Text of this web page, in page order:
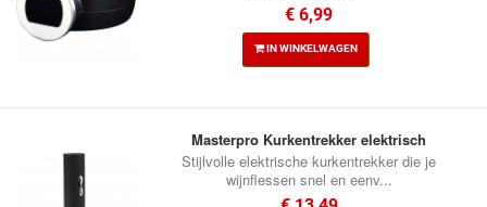
€ 6,99
IN WINKELWAGEN
Masterpro Kurkentrekker elektrisch
Stijlvolle elektrische kurkentrekker die je
wijnflessen snel en eenv...